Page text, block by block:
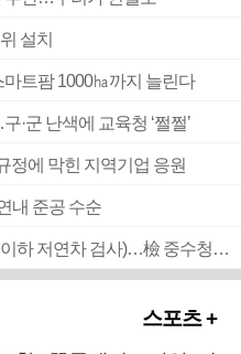
설치
마트팜 1000㏊까지 늘린다
·군 난색에 교육청 ‘쩔쩔’
정에 막힌 지역기업 응원
내 준공 수순
■ 검사 신분 버리고 직급하향(10년 이하 저연차 검사)…檢 중수청행 기피
스포츠 +